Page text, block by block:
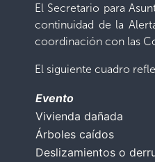
El Secretario para
continuidad de la
coordinación con las
El siguiente cuadro
Evento
Vivienda dañada
Árboles caídos
Deslizamientos o